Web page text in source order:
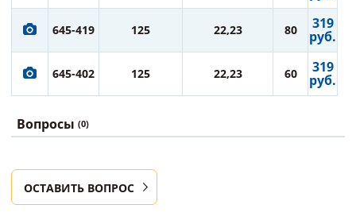
645-419 125 22,23 80 319
руб.
645-402 125 22,23 60 319
руб.
Вопросы (0)
ОСТАВИТЬ ВОПРОС